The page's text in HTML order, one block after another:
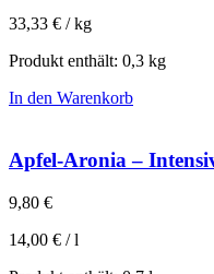
33,33 € /kg
Produkt enthält: 0,3 kg
In den Warenkorb
Apfel-Aronia –
9,80 €
14,00 € /l